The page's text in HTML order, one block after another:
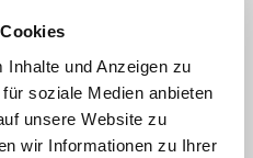
und Anzeigen zu
soziale Medien anbieten
unsere Website zu
wir Informationen zu Ihrer